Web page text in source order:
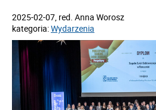
2025-02-07, red. Anna Worosz
kategoria:Wydarzenia